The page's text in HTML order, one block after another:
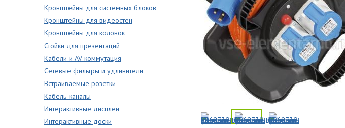
Кронштейны для системных блоков
Кронштейны для видеостен
Кронштейны для колонок
Стойки для презентаций
Кабели и AV-коммутация
Сетевые фильтры и удлинители
Встраиваемые розетки
Кабель-каналы
Интерактивные дисплеи
Интерактивные доски